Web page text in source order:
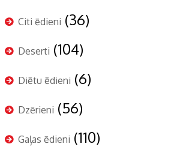
Citi ēdieni (36)
Deserti (104)
Diētu ēdieni (6)
Dzērieni (56)
Gaļas ēdieni (110)